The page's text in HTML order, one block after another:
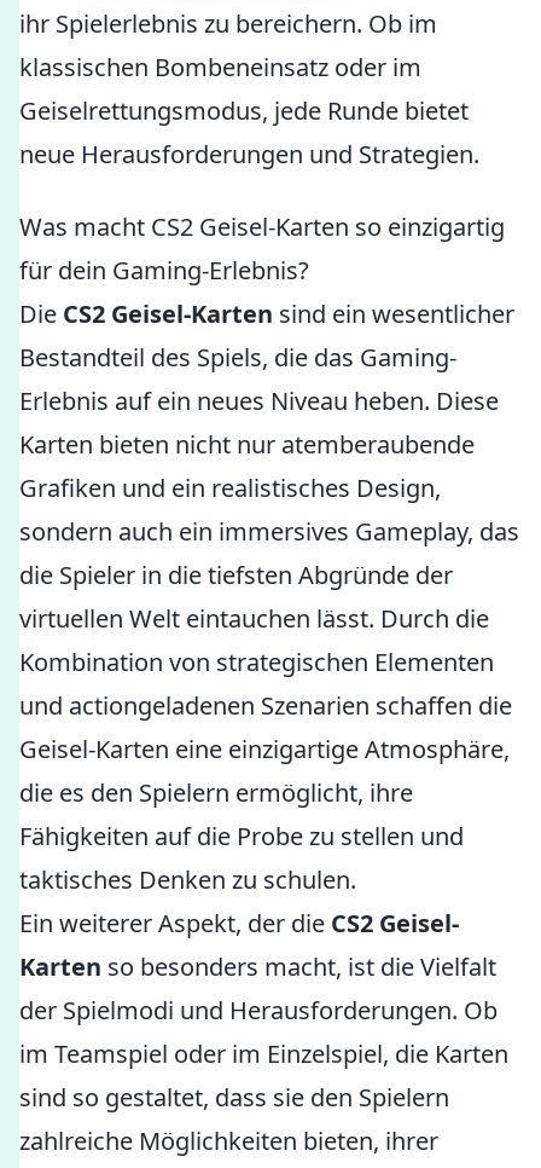
ihr Spielerlebnis zu bereichern. Ob im
klassischen Bombeneinsatz oder im
Geiselrettungsmodus, jede Runde bietet
neue Herausforderungen und Strategien.
Was macht CS2 Geisel-Karten so einzigartig
für dein Gaming-Erlebnis?
Die CS2 Geisel-Karten sind ein wesentlicher
Bestandteil des Spiels, die das Gaming-
Erlebnis auf ein neues Niveau heben. Diese
Karten bieten nicht nur atemberaubende
Grafiken und ein realistisches Design,
sondern auch ein immersives Gameplay, das
die Spieler in die tiefsten Abgründe der
virtuellen Welt eintauchen lässt. Durch die
Kombination von strategischen Elementen
und actiongeladenen Szenarien schaffen die
Geisel-Karten eine einzigartige Atmosphäre,
die es den Spielern ermöglicht, ihre
Fähigkeiten auf die Probe zu stellen und
taktisches Denken zu schulen.
Ein weiterer Aspekt, der die CS2 Geisel-
Karten so besonders macht, ist die Vielfalt
der Spielmodi und Herausforderungen. Ob
im Teamspiel oder im Einzelspiel, die Karten
sind so gestaltet, dass sie den Spielern
zahlreiche Möglichkeiten bieten, ihrer